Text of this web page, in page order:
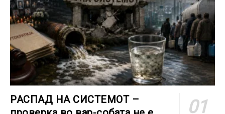
РАСПАД НА СИСТЕМОТ –